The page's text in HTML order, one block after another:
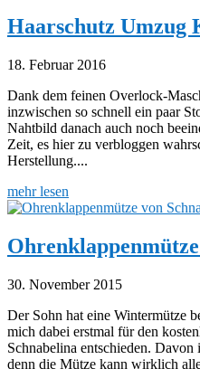
Haarschutz Umzug
18. Februar 2016
Dank dem feinen Overlock-
inzwischen so schnell ein paar
Nahtbild danach auch noch
Zeit, es hier zu verbloggen
Herstellung....
mehr lesen
30. November 2015
Der Sohn hat eine Wintermütze
mich dabei erstmal für den
Schnabelina entschieden. Davon
denn die Mütze kann wirklich